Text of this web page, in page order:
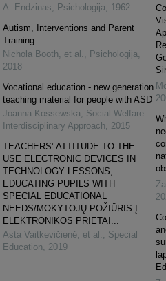
A. Endzinas, Psichologija, 1962
Autism, Interventions and Parent
Training
Nichola Booth, et al. , Psichologija,
2018
Vocational education - new generation
teaching material for people with ASD
Joanna Kossewska, Social Welfare:
Interdisciplinary Approach, 2015
TEACHERS’ ATTITUDE TO THE
USE ELECTRONIC DEVICES IN
TECHNOLOGY LESSONS,
EDUCATING PUPILS WITH
SPECIAL EDUCATIONAL
NEEDS/MOKYTOJŲ POŽIŪRIS Į
ELEKTRONIKOS PRIETAI...
Asta Vaitkevičienė, et al. , Special
Education, 2019